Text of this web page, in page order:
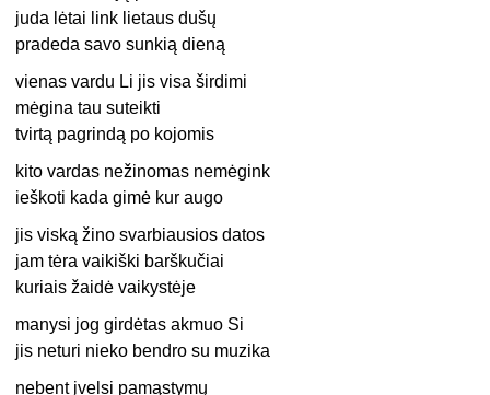
juda lėtai link lietaus dušų
pradeda savo sunkią dieną
vienas vardu Li jis visa širdimi
mėgina tau suteikti
tvirtą pagrindą po kojomis
kito vardas nežinomas nemėgink
ieškoti kada gimė kur augo
jis viską žino svarbiausios datos
jam tėra vaikiški barškučiai
kuriais žaidė vaikystėje
manysi jog girdėtas akmuo Si
jis neturi nieko bendro su muzika
nebent įvelsi pamąstymų